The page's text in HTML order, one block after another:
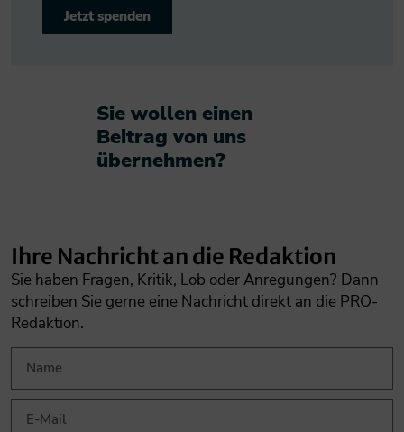
Jetzt spenden
Sie wollen einen
Beitrag von uns
übernehmen?​
Ihre Nachricht an die Redaktion
Sie haben Fragen, Kritik, Lob oder Anregungen? Dann
schreiben Sie gerne eine Nachricht direkt an die PRO-
Redaktion.